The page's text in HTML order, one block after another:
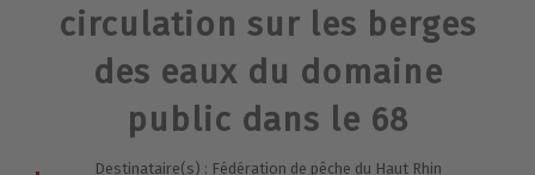
circulation sur les berges
des eaux du domaine
public dans le 68
Destinataire(s) : Fédération de pêche du Haut Rhin